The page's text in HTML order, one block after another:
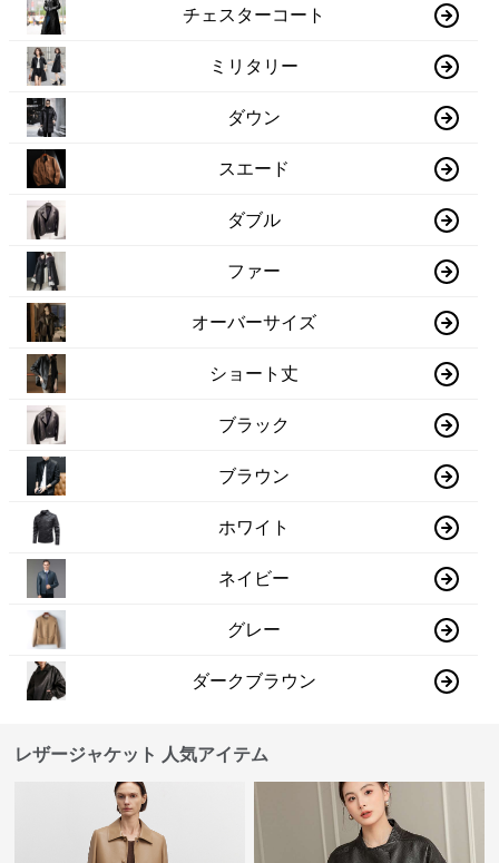
チェスターコート
ミリタリー
ダウン
スエード
ダブル
ファー
オーバーサイズ
ショート丈
ブラック
ブラウン
ホワイト
ネイビー
グレー
ダークブラウン
レザージャケット 人気アイテム